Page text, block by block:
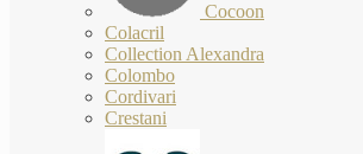
Cocoon
Colacril
Collection Alexandra
Colombo
Cordivari
Crestani